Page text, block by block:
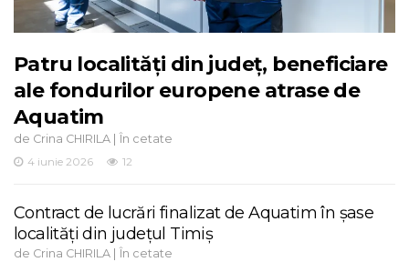
Patru localități din județ, beneficiare
ale fondurilor europene atrase de
Aquatim
de Crina CHIRILA | În cetate
4 iunie 2026
12
Contract de lucrări finalizat de Aquatim în șase
localități din județul Timiș
de Crina CHIRILA | În cetate